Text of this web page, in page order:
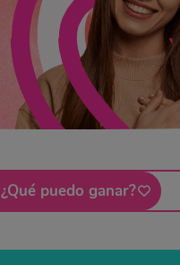
¿Qué puedo ganar?